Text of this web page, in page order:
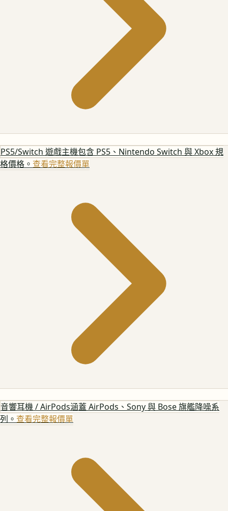
PS5/Switch 遊戲主機包含 PS5、Nintendo Switch 與 Xbox 規
格價格。 查看完整報價單
音響耳機 / AirPods涵蓋 AirPods、Sony 與 Bose 旗艦降噪系
列。 查看完整報價單